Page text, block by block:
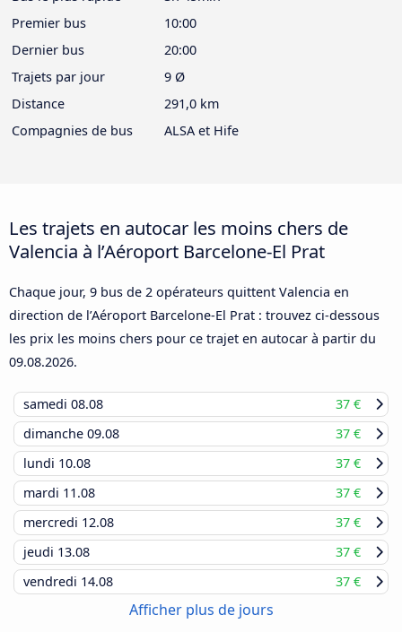
Premier bus
10:00
Dernier bus
20:00
Trajets par jour
9 Ø
Distance
291,0 km
Compagnies de bus
ALSA et Hife
Les trajets en autocar les moins chers de
Valencia à l’Aéroport Barcelone-El Prat
Chaque jour, 9 bus de 2 opérateurs quittent Valencia en
direction de l’Aéroport Barcelone-El Prat : trouvez ci-dessous
les prix les moins chers pour ce trajet en autocar à partir du
09.08.2026.
samedi 08.08
37 €
dimanche 09.08
37 €
lundi 10.08
37 €
mardi 11.08
37 €
mercredi 12.08
37 €
jeudi 13.08
37 €
vendredi 14.08 37 €
Afficher plus de jours